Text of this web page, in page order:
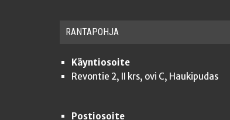
RAN­TA­POH­JA
Käyntiosoite
Revontie 2, II krs, ovi C, Haukipudas
Postiosoite